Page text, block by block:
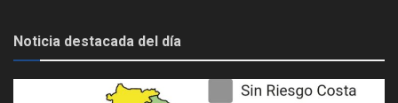
Noticia destacada del día